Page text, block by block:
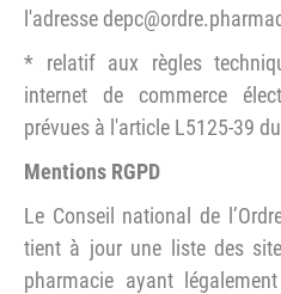
l'adresse
* relatif aux règles
internet de commerce
prévues à l'article L5125-39
Mentions RGPD
Le Conseil national de
tient à jour une liste des
pharmacie ayant